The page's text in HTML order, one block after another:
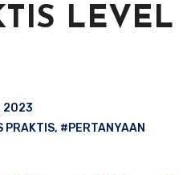
LEVEL
2023
PRAKTIS, #PERTANYAAN